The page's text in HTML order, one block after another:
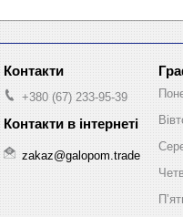
+380 (67) 233-95-39
zakaz@galopom.trade